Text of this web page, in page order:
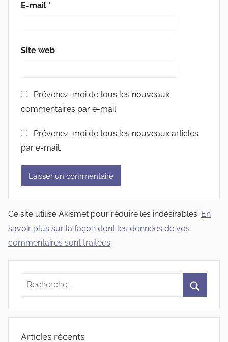
E-mail *
Site web
Prévenez-moi de tous les nouveaux
commentaires par e-mail.
Prévenez-moi de tous les nouveaux articles
par e-mail.
Ce site utilise Akismet pour réduire les indésirables. En
savoir plus sur la façon dont les données de vos
commentaires sont traitées.
Recherche
:
Articles récents